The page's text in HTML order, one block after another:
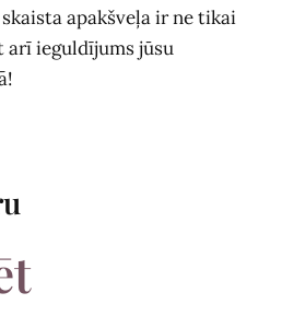
apakšveļa ir ne tikai
arī ieguldījums jūsu